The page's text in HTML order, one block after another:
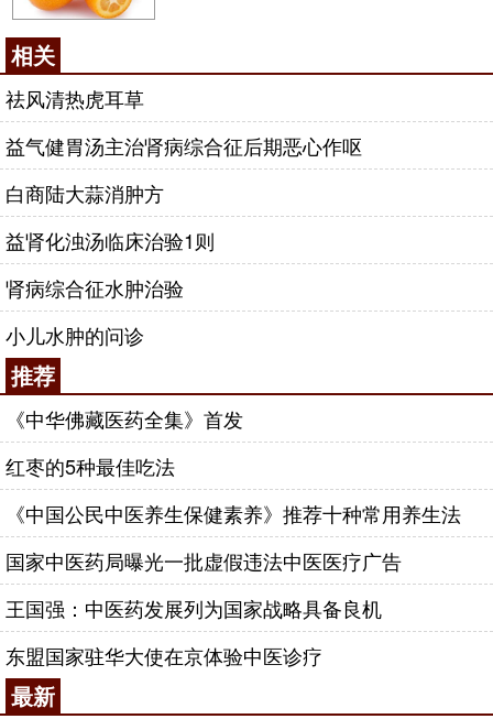
相关
祛风清热虎耳草
益气健胃汤主治肾病综合征后期恶心作呕
白商陆大蒜消肿方
益肾化浊汤临床治验1则
肾病综合征水肿治验
小儿水肿的问诊
推荐
《中华佛藏医药全集》首发
红枣的5种最佳吃法
《中国公民中医养生保健素养》推荐十种常用养生法
国家中医药局曝光一批虚假违法中医医疗广告
王国强：中医药发展列为国家战略具备良机
东盟国家驻华大使在京体验中医诊疗
最新